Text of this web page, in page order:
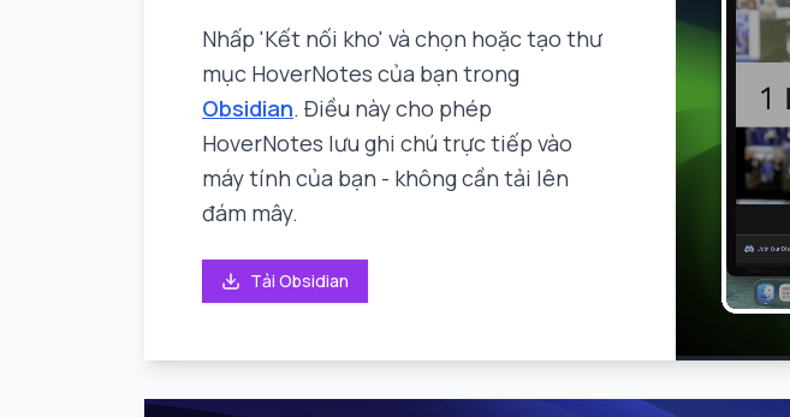
Nhấp 'Kết nối kho' và chọn hoặc tạo thư
mục HoverNotes của bạn trong
Obsidian. Điều này cho phép
HoverNotes lưu ghi chú trực tiếp vào
máy tính của bạn - không cần tải lên
đám mây.
Tải Obsidian